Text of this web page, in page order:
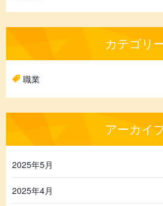
カテゴリ
職業
アーカイ
2025年5月
2025年4月